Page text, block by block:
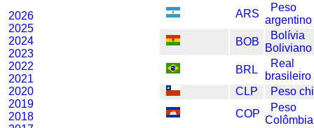
2026
2025
2024
2023
2022
2021
2020
2019
2018
ARS
Peso
argentino
BOB
Bolívia
Boliviano
BRL
Real
brasileiro
CLP
Peso
COP
Peso
Colômbia